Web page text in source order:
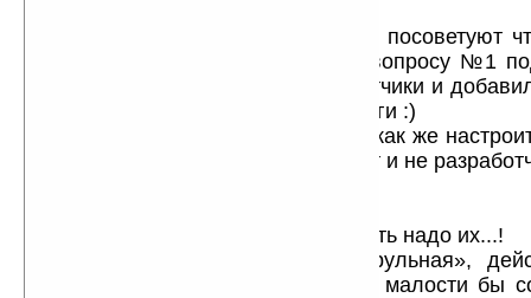
9) — вам на сайте разработчиков посоветуют
мост через «Jabber-client» (это к вопросу №1
наверное для этих целей разработчики и
Jabber-клиента в новую ерсию проги :)
но!!!! ДАЙ ВАМ БОГ! разобраться как же
вы не системщик и не программист и не
такое ощущение что ну все... вешать надо их...!
НЕТ! — прога действительно «рульная»,
много сделано в ней, только вот малости бы